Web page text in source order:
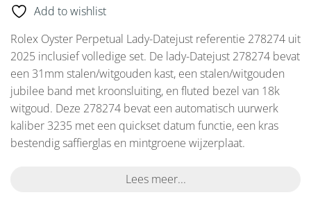
Add to wishlist
Rolex Oyster Perpetual Lady-Datejust referentie 278274 uit
2025 inclusief volledige set. De lady-Datejust 278274 bevat
een 31mm stalen/witgouden kast, een stalen/witgouden
jubilee band met kroonsluiting, en fluted bezel van 18k
witgoud. Deze 278274 bevat een automatisch uurwerk
kaliber 3235 met een quickset datum functie, een kras
bestendig saffierglas en mintgroene wijzerplaat.
Lees meer...